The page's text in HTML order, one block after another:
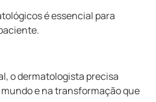
é essencial para
o dermatologista precisa
mundo e na transformação que